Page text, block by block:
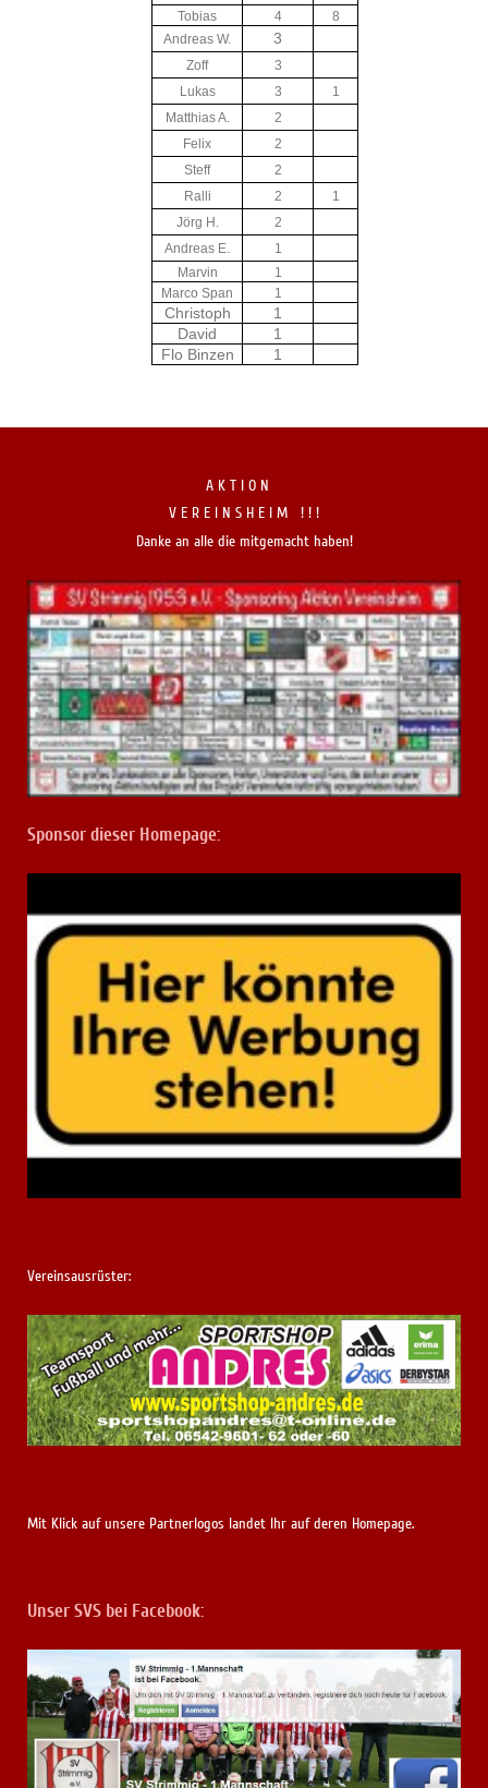
Tobias
4
8
Andreas W.
3
Zoff
3
Lukas
3
1
Matthias A.
2
Felix
2
Steff
2
Ralli
2
1
Jörg H.
2
Andreas E.
1
Marvin
1
Marco Span
1
Christoph
1
David
1
Flo Binzen
1
A K T I O N
V E R E I N S H E I M ! ! !
Danke an alle die mitgemacht haben!
Sponsor dieser Homepage:
Vereinsausrüster:
Mit Klick auf unsere Partnerlogos landet Ihr auf deren Homepage.
Unser SVS bei Facebook: